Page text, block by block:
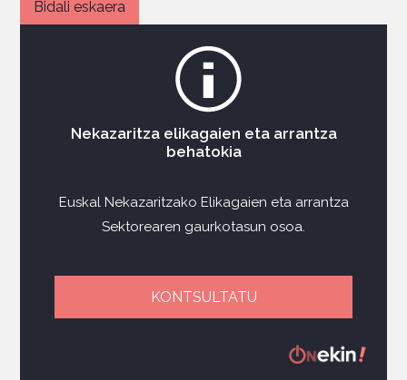
Nekazaritza elikagaien eta arrantza
behatokia
Euskal Nekazaritzako Elikagaien eta arrantza
Sektorearen gaurkotasun osoa.
KONTSULTATU